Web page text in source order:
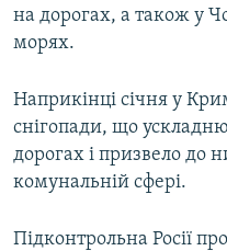
на дорогах, а також у
морях.
Наприкінці січня у
снігопади, що
дорогах і призвело до
комунальній сфері.
Підконтрольна Росії